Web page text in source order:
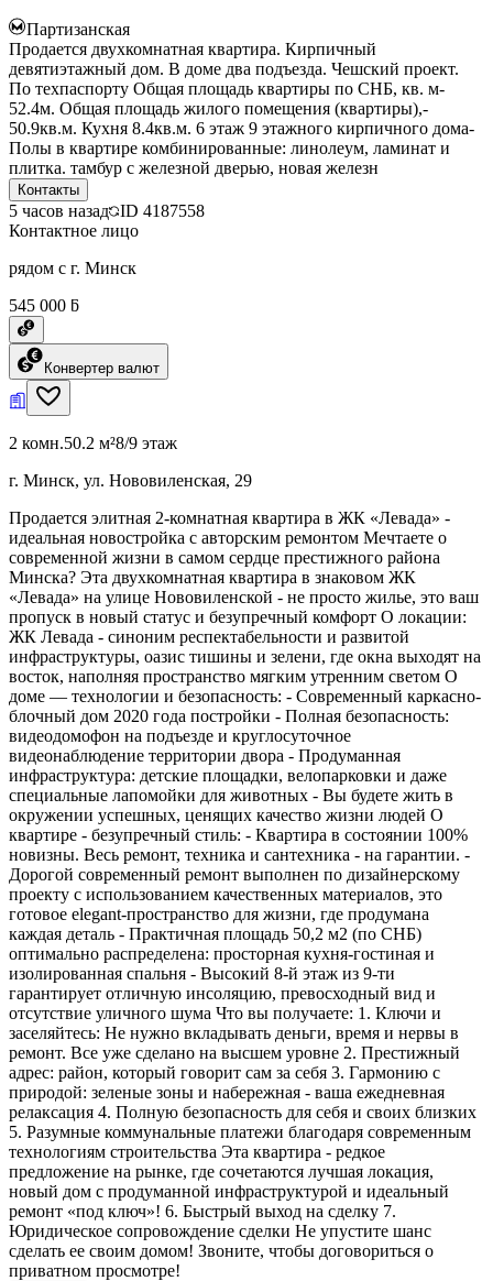
Партизанская
Продается двухкомнатная квартира. Кирпичный
девятиэтажный дом. В доме два подъезда. Чешский проект.
По техпаспорту Общая площадь квартиры по СНБ, кв. м-
52.4м. Общая площадь жилого помещения (квартиры),-
50.9кв.м. Кухня 8.4кв.м. 6 этаж 9 этажного кирпичного дома-
Полы в квартире комбинированные: линолеум, ламинат и
плитка. тамбур с железной дверью, новая железн
Контакты
5 часов назад ID 4187558
Контактное лицо
рядом с г. Минск
545 000 ƃ
Конвертер валют
2 комн.50.2 м²8/9 этаж
г. Минск, ул. Нововиленская, 29
Продается элитная 2-комнатная квартира в ЖК «Левада» -
идеальная новостройка с авторским ремонтом Мечтаете о
современной жизни в самом сердце престижного района
Минска? Эта двухкомнатная квартира в знаковом ЖК
«Левада» на улице Нововиленской - не просто жилье, это ваш
пропуск в новый статус и безупречный комфорт О локации:
ЖК Левада - синоним респектабельности и развитой
инфраструктуры, оазис тишины и зелени, где окна выходят на
восток, наполняя пространство мягким утренним светом О
доме — технологии и безопасность: - Современный каркасно-
блочный дом 2020 года постройки - Полная безопасность:
видеодомофон на подъезде и круглосуточное
видеонаблюдение территории двора - Продуманная
инфраструктура: детские площадки, велопарковки и даже
специальные лапомойки для животных - Вы будете жить в
окружении успешных, ценящих качество жизни людей О
квартире - безупречный стиль: - Квартира в состоянии 100%
новизны. Весь ремонт, техника и сантехника - на гарантии. -
Дорогой современный ремонт выполнен по дизайнерскому
проекту с использованием качественных материалов, это
готовое elegant-пространство для жизни, где продумана
каждая деталь - Практичная площадь 50,2 м2 (по СНБ)
оптимально распределена: просторная кухня-гостиная и
изолированная спальня - Высокий 8-й этаж из 9-ти
гарантирует отличную инсоляцию, превосходный вид и
отсутствие уличного шума Что вы получаете: 1. Ключи и
заселяйтесь: Не нужно вкладывать деньги, время и нервы в
ремонт. Все уже сделано на высшем уровне 2. Престижный
адрес: район, который говорит сам за себя 3. Гармонию с
природой: зеленые зоны и набережная - ваша ежедневная
релаксация 4. Полную безопасность для себя и своих близких
5. Разумные коммунальные платежи благодаря современным
технологиям строительства Эта квартира - редкое
предложение на рынке, где сочетаются лучшая локация,
новый дом с продуманной инфраструктурой и идеальный
ремонт «под ключ»! 6. Быстрый выход на сделку 7.
Юридическое сопровождение сделки Не упустите шанс
сделать ее своим домом! Звоните, чтобы договориться о
приватном просмотре!